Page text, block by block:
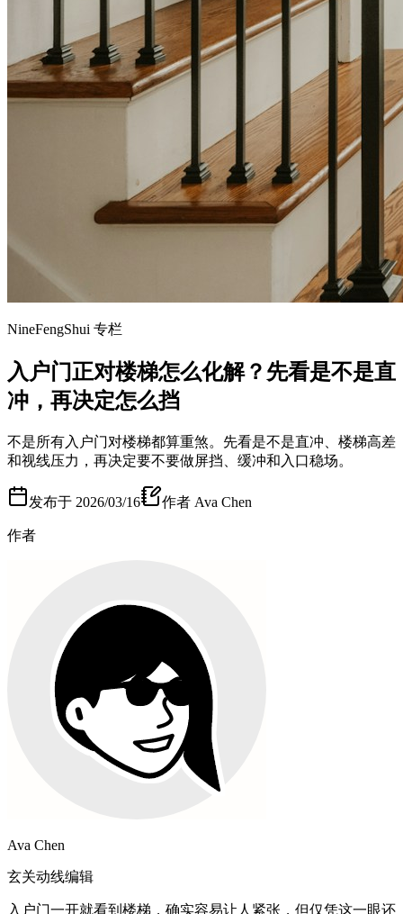
NineFengShui 专栏
入户门正对楼梯怎么化解？先看是不是直
冲，再决定怎么挡
不是所有入户门对楼梯都算重煞。先看是不是直冲、楼梯高差
和视线压力，再决定要不要做屏挡、缓冲和入口稳场。
发布于 2026/03/16 作者 Ava Chen
作者
Ava Chen
玄关动线编辑
入户门一开就看到楼梯，确实容易让人紧张，但仅凭这一眼还